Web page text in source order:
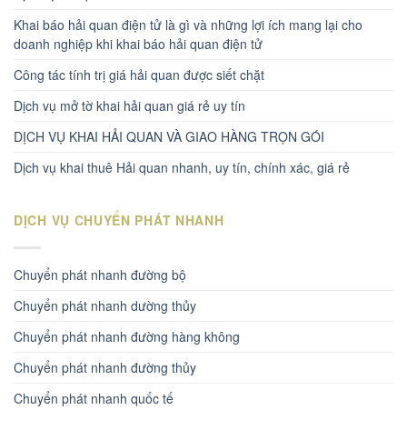
Khai báo hải quan điện tử là gì và những lợi ích mang lại cho
doanh nghiệp khi khai báo hải quan điện tử
Công tác tính trị giá hải quan được siết chặt
Dịch vụ mở tờ khai hải quan giá rẻ uy tín
DỊCH VỤ KHAI HẢI QUAN VÀ GIAO HÀNG TRỌN GÓI
Dịch vụ khai thuê Hải quan nhanh, uy tín, chính xác, giá rẻ
DỊCH VỤ CHUYỂN PHÁT NHANH
Chuyển phát nhanh đường bộ
Chuyển phát nhanh dường thủy
Chuyển phát nhanh đường hàng không
Chuyển phát nhanh đường thủy
Chuyển phát nhanh quốc tế